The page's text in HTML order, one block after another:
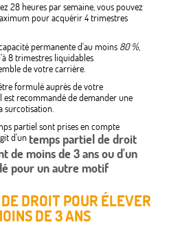
28 heures par semaine, vous pouvez
pour acquérir 4 trimestres
permanente d'au moins 80 %,
8 trimestres liquidables
de votre carrière.
formulé auprès de votre
recommandé de demander une
surcotisation.
partiel sont prises en compte
d'un temps partiel de droit
de moins de 3 ans ou d'un
pour un autre motif
DROIT POUR ÉLEVER
DE 3 ANS